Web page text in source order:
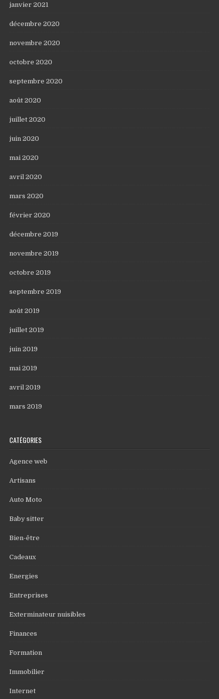
janvier 2021
décembre 2020
novembre 2020
octobre 2020
septembre 2020
août 2020
juillet 2020
juin 2020
mai 2020
avril 2020
mars 2020
février 2020
décembre 2019
novembre 2019
octobre 2019
septembre 2019
août 2019
juillet 2019
juin 2019
mai 2019
avril 2019
mars 2019
CATÉGORIES
Agence web
Artisans
Auto Moto
Baby sitter
Bien-être
Cadeaux
Energies
Entreprises
Exterminateur nuisibles
Finances
Formation
Immobilier
Internet